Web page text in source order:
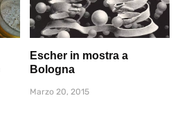
Escher in mostra a
Bologna
Marzo 20, 2015